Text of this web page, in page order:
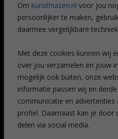
Om kunsthuizen.nl voor jou
persoonlijker te maken,
daarmee vergelijkbare
Met deze cookies kunnen wij
over jou verzamelen en jouw
mogelijk ook buiten, onze
informatie passen wij en
communicatie en
profiel. Daarnaast kan je door
delen via social media.
Veelgestelde vragen
CONTACT
Leiden
Amsterdam
Breda
Favorieten
Mijn art alert
NIEUWSBRIEF